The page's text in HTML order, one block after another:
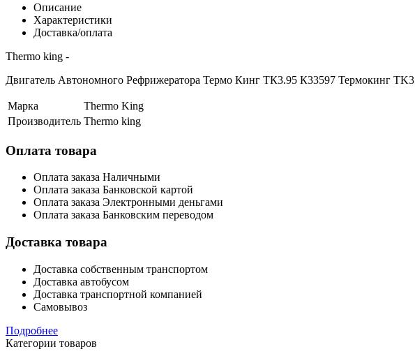
Описание
Характеристики
Доставка/оплата
Thermo king -
Двигатель Автономного Рефрижератора Термо Кинг ТК3.95 К33597 Термокинг TK3
Марка
Thermo King
Производитель Thermo king
Оплата товара
Оплата заказа Наличными
Оплата заказа Банковской картой
Оплата заказа Электронными деньгами
Оплата заказа Банковским переводом
Доставка товара
Доставка собственным транспортом
Доставка автобусом
Доставка транспортной компанией
Самовывоз
Подробнее
Категории товаров